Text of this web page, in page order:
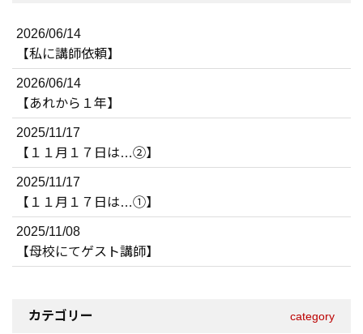
2026/06/14
【私に講師依頼】
2026/06/14
【あれから１年】
2025/11/17
【１１月１７日は…②】
2025/11/17
【１１月１７日は…①】
2025/11/08
【母校にてゲスト講師】
カテゴリー category